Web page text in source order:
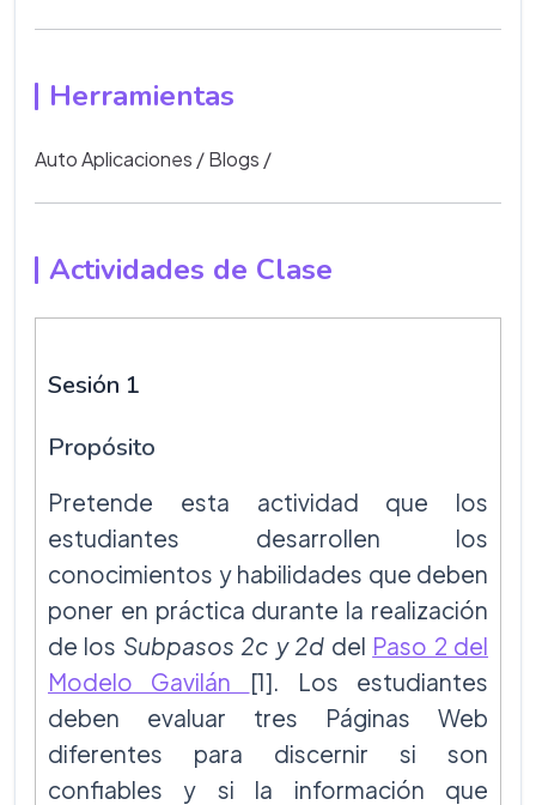
Herramientas
Auto Aplicaciones /Blogs /
Actividades de Clase
Sesión 1
Propósito
Pretende esta actividad que los
estudiantes desarrollen los
conocimientos y habilidades que deben
poner en práctica durante la realización
de los Subpasos 2c y 2d del Paso 2 del
Modelo Gavilán
[1]. Los estudiantes
deben evaluar tres Páginas Web
diferentes para discernir si son
confiables y si la información que